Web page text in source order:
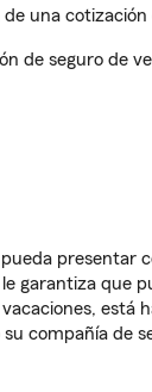
una
de seguro de
presentar
garantiza que
está
compañía de